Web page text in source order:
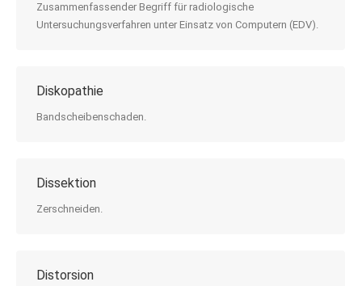
Zusammenfassender Begriff für radiologische
Untersuchungsverfahren unter Einsatz von Computern (EDV).
Diskopathie
Bandscheibenschaden.
Dissektion
Zerschneiden.
Distorsion